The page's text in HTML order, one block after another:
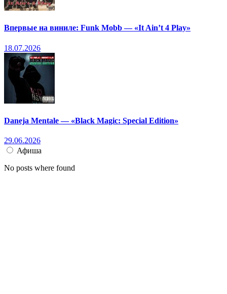
Впервые на виниле: Funk Mobb — «It Ain’t 4 Play»
18.07.2026
Daneja Mentale — «Black Magic: Special Edition»
29.06.2026
Афиша
No posts where found